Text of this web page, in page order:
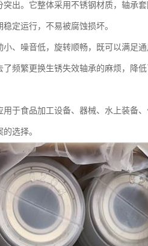
出。它整体采用不锈钢材质，轴承
定运行，不易被腐蚀损坏。
、噪音低，旋转顺畅，既可以满足
频繁更换生锈失效轴承的麻烦，降
于食品加工设备、器械、水上装备
选择。